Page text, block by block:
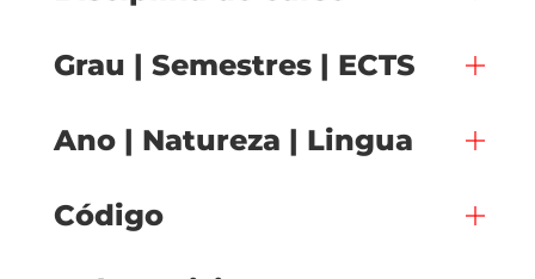
Grau | Semestres | ECTS
Ano | Natureza | Lingua
Código